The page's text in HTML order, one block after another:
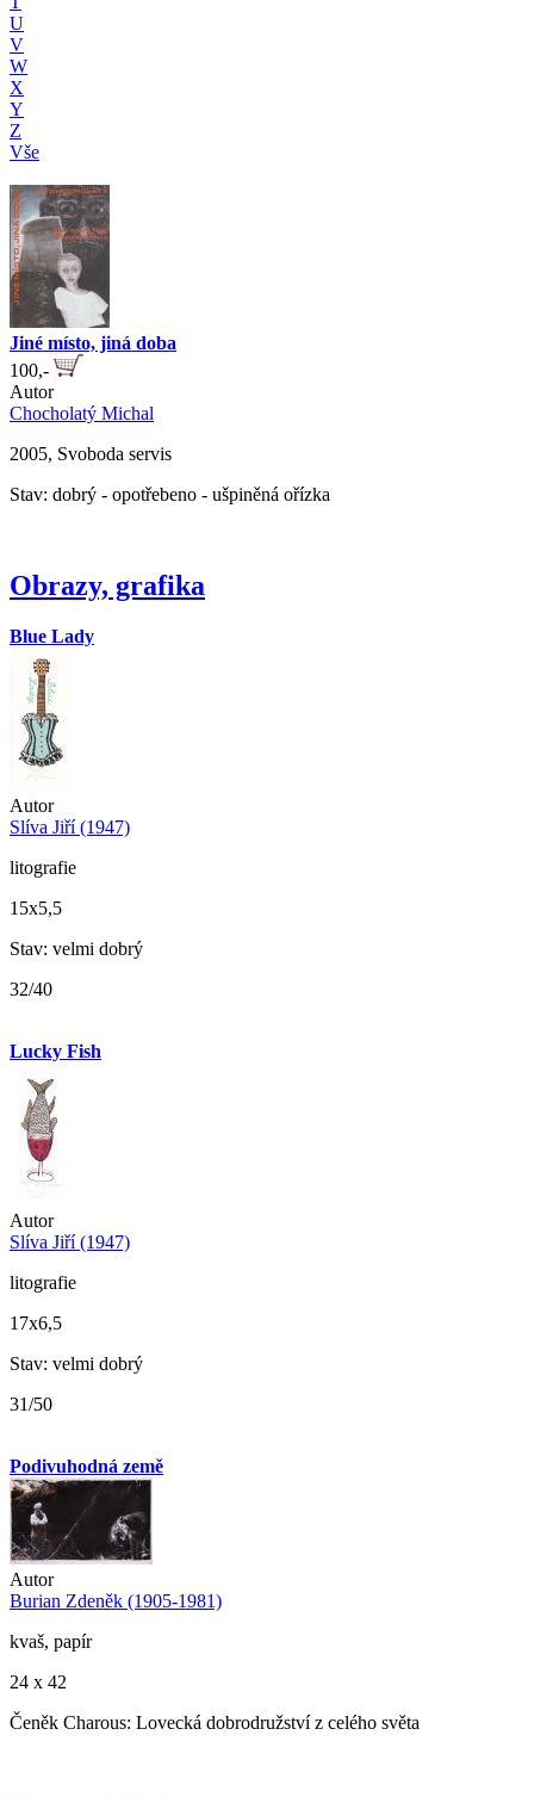
U
V
W
X
Y
Z
Vše
Jiné místo, jiná doba
100,-
Autor
Chocholatý Michal
2005, Svoboda servis
Stav: dobrý - opotřebeno - ušpiněná ořízka
Obrazy, grafika
Blue Lady
Autor
Slíva Jiří (1947)
litografie
15x5,5
Stav: velmi dobrý
32/40
Lucky Fish
Autor
Slíva Jiří (1947)
litografie
17x6,5
Stav: velmi dobrý
31/50
Podivuhodná země
Autor
Burian Zdeněk (1905-1981)
kvaš, papír
24 x 42
Čeněk Charous: Lovecká dobrodružství z celého světa